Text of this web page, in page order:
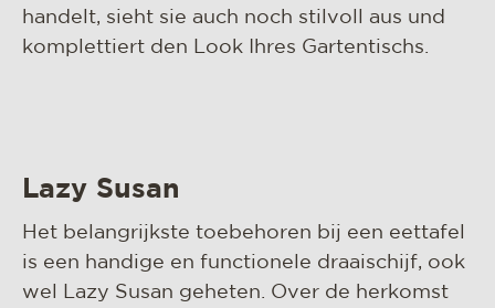
handelt, sieht sie auch noch stilvoll aus und
komplettiert den Look Ihres Gartentischs.
Lazy Susan
Het belangrijkste toebehoren bij een eettafel
is een handige en functionele draaischijf, ook
wel Lazy Susan geheten. Over de herkomst